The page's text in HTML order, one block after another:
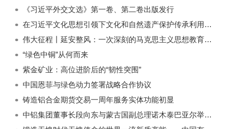
《习近平外交文选》第一卷、第二卷出版发行
在习近平文化思想引领下文化和自然遗产保护传承利用工作开创新局面
伟大征程丨延安整风：一次深刻的马克思主义思想教育运动
“绿色中铜”从何而来
紫金矿业：高位进阶后的“韧性突围”
中国恩菲与绿色动力签署战略合作协议
铸造铝合金期货交易一周年服务实体功能初显
中铝集团董事长段向东与蒙古国副总理诺木泰巴亚尔举行会谈